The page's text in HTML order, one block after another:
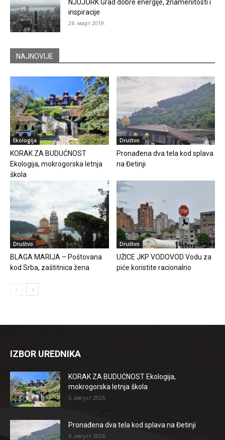
NJUJORK Grad dobre energije, znamenitosti i
inspiracije
26. март 2019.
NAJNOVIJE
Ekologija
KORAK ZA BUDUĆNOST
Ekologija, mokrogorska letnja
škola
Društvo
Pronađena dva tela kod splava
na Đetinji
Društvo
BLAGA MARIJA – Poštovana
kod Srba, zaštitnica žena
Društvo
UŽICE JKP VODOVOD Vodu za
piće koristite racionalno
IZBOR UREDNIKA
KORAK ZA BUDUĆNOST Ekologija,
mokrogorska letnja škola
5. август 2026.
Pronađena dva tela kod splava na Đetinji
4. август 2026.